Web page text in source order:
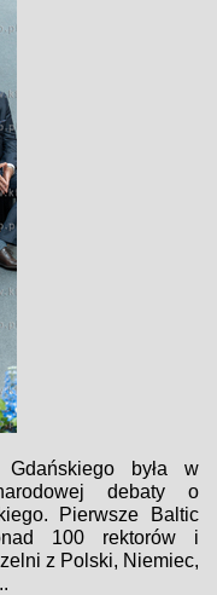
Gdańskiego była w
debaty o
Pierwsze Baltic
100 rektorów i
z Polski, Niemiec,